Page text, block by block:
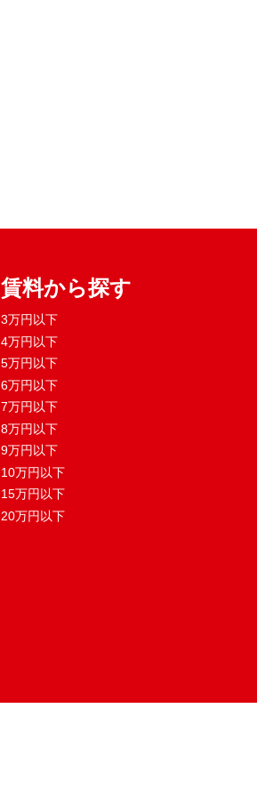
賃料から探す
3万円以下
4万円以下
5万円以下
6万円以下
7万円以下
8万円以下
9万円以下
10万円以下
15万円以下
20万円以下